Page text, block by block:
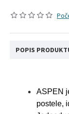
POPIS
ASPEN
postele,